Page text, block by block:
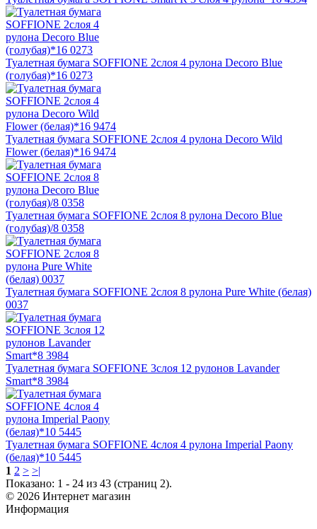
Туалетная бумага SOFFIONE 2слоя 4 рулона Decoro Blue
(голубая)*16 0273
Туалетная бумага SOFFIONE 2слоя 4 рулона Decoro Wild
Flower (белая)*16 9474
Туалетная бумага SOFFIONE 2слоя 8 рулона Decoro Blue
(голубая)/8 0358
Туалетная бумага SOFFIONE 2слоя 8 рулона Pure White (белая)
0037
Туалетная бумага SOFFIONE 3слоя 12 рулонов Lavander
Smart*8 3984
Туалетная бумага SOFFIONE 4слоя 4 рулона Imperial Paony
(белая)*10 5445
1 2 > >|
Показано: 1 - 24 из 43 (страниц 2).
© 2026 Интернет магазин
Информация